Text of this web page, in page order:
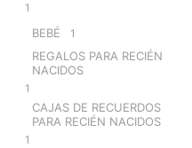
1
BEBÉ 1
REGALOS PARA RECIÉN
NACIDOS
1
CAJAS DE RECUERDOS
PARA RECIÉN NACIDOS
1